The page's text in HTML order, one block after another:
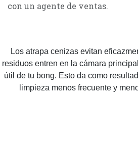
con un agente de ventas.
Los atrapa cenizas evitan
residuos entren en la cámara
útil de tu bong. Esto da como
limpieza menos frecuente y